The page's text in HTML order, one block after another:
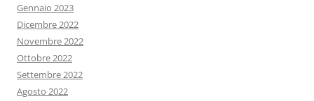
Gennaio 2023
Dicembre 2022
Novembre 2022
Ottobre 2022
Settembre 2022
Agosto 2022